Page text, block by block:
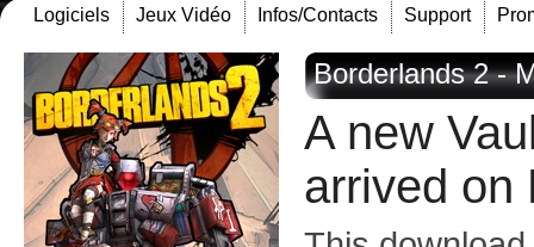
Logiciels Jeux Vidéo Infos/Contacts Support
Borderlands 2 -
A new
arrived on